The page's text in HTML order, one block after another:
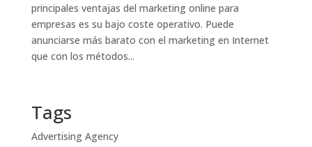
principales ventajas del marketing online para
empresas es su bajo coste operativo. Puede
anunciarse más barato con el marketing en Internet
que con los métodos...
Tags
Advertising Agency